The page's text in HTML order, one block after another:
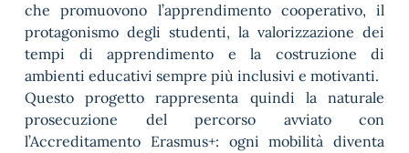
che promuovono l’apprendimento cooperativo, il
protagonismo degli studenti, la valorizzazione dei
tempi di apprendimento e la costruzione di
ambienti educativi sempre più inclusivi e motivanti.
Questo progetto rappresenta quindi la naturale
prosecuzione del percorso avviato con
l’Accreditamento Erasmus+: ogni mobilità diventa